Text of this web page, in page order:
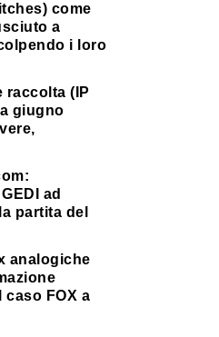
come
a
i loro
raccolta (IP
giugno
ad
partita del
analogiche
FOX a